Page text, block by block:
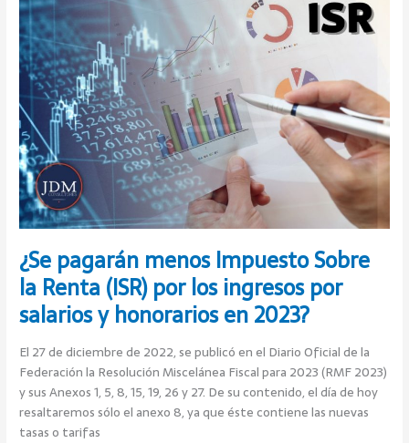
¿Se pagarán menos Impuesto Sobre
la Renta (ISR) por los ingresos por
salarios y honorarios en 2023?
El 27 de diciembre de 2022, se publicó en el Diario Oficial de la
Federación la Resolución Miscelánea Fiscal para 2023 (RMF 2023)
y sus Anexos 1, 5, 8, 15, 19, 26 y 27. De su contenido, el día de hoy
resaltaremos sólo el anexo 8, ya que éste contiene las nuevas
tasas o tarifas
pagarán
menos
Impuesto
Sobre
la
Renta
(ISR)
por
los
ingresos
por
salarios
y
honorarios
en
2023?